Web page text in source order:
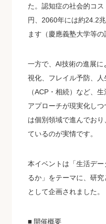
た。認知症の社会的コ
円、2060年には約24.2
ます（慶應義塾大学等の
一方で、AI技術の進展
視化、フレイル予防、
（ACP・相続）など、
アプローチが現実化し
は個別領域で進んでお
ているのが実情です。
本イベントは「生活デ
るか」をテーマに、研
として企画されました。
■ 開催概要